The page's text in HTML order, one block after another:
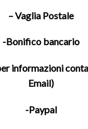
– Vaglia Postale
-Bonifico bancario
informazioni
Email)
-Paypal